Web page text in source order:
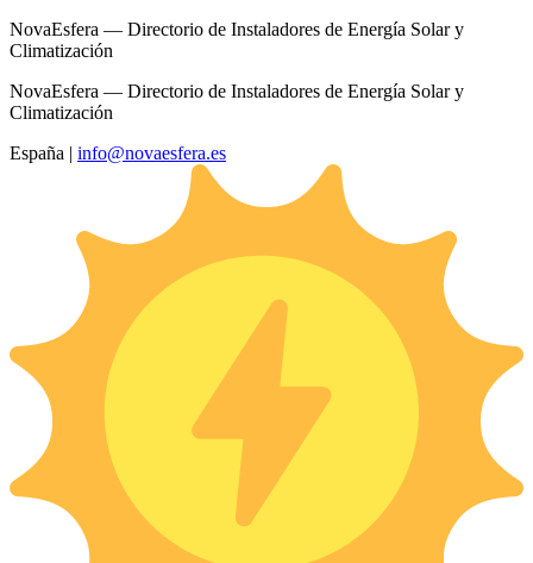
NovaEsfera — Directorio de Instaladores de Energía Solar y
Climatización
NovaEsfera — Directorio de Instaladores de Energía Solar y
Climatización
España | info@novaesfera.es